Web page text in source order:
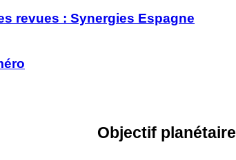
revues : Synergies Espagne
Objectif